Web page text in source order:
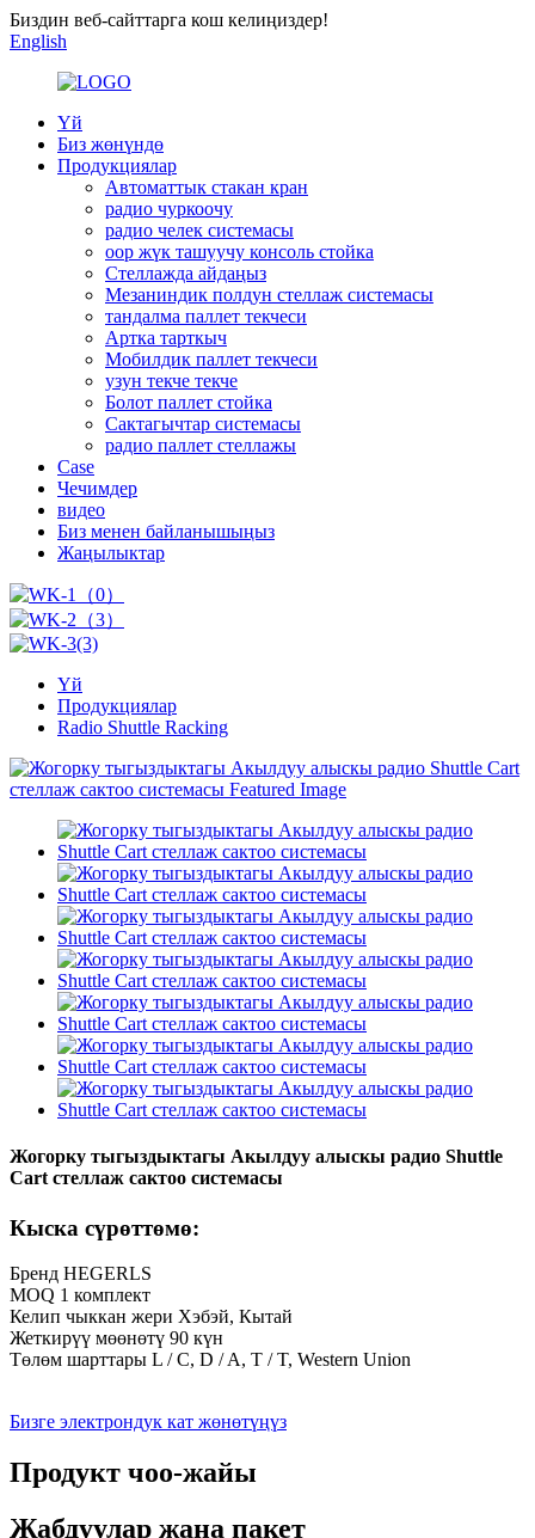
Биздин веб-сайттарга кош келиңиздер!
English
Үй
Биз жөнүндө
Продукциялар
Автоматтык стакан кран
радио чуркоочу
радио челек системасы
оор жүк ташуучу консоль стойка
Стеллажда айдаңыз
Мезаниндик полдун стеллаж системасы
тандалма паллет текчеси
Артка тарткыч
Мобилдик паллет текчеси
узун текче текче
Болот паллет стойка
Сактагычтар системасы
радио паллет стеллажы
Case
Чечимдер
видео
Биз менен байланышыңыз
Жаңылыктар
Үй
Продукциялар
Radio Shuttle Racking
Жогорку тыгыздыктагы Акылдуу алыскы радио Shuttle
Cart стеллаж сактоо системасы
Кыска сүрөттөмө:
Бренд HEGERLS
MOQ 1 комплект
Келип чыккан жери Хэбэй, Кытай
Жеткирүү мөөнөтү 90 күн
Төлөм шарттары L / C, D / A, T / T, Western Union
Бизге электрондук кат жөнөтүңүз
Продукт чоо-жайы
Жабдуулар жана пакет